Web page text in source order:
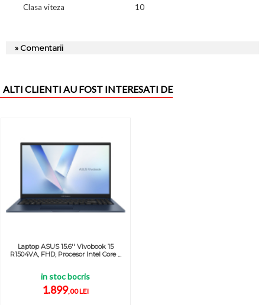
Clasa viteza
10
» Comentarii
ALTI CLIENTI AU FOST INTERESATI DE
Laptop ASUS 15.6'' Vivobook 15
R1504VA, FHD, Procesor Intel Core ...
in stoc bocris
1.899,00 LEI